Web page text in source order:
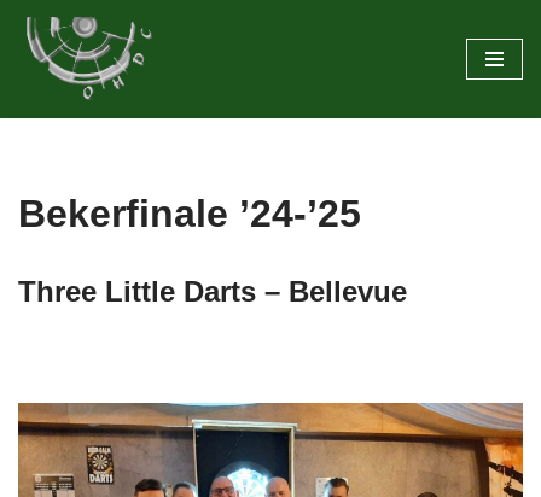
Ga
de
Bekerfinale ’24-’25
Three Little Darts – Bellevue